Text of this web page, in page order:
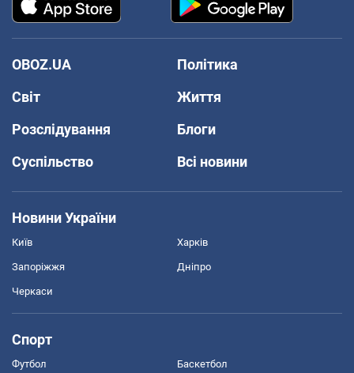
OBOZ.UA
Політика
Світ
Життя
Розслідування
Блоги
Суспільство
Всі новини
Новини України
Київ Харків
Запоріжжя Дніпро
Черкаси
Спорт
Футбол Баскетбол